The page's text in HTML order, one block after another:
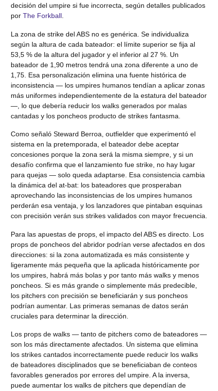
decisión del umpire si fue incorrecta, según detalles publicados
por The Forkball.
La zona de strike del ABS no es genérica. Se individualiza
según la altura de cada bateador: el límite superior se fija al
53,5 % de la altura del jugador y el inferior al 27 %. Un
bateador de 1,90 metros tendrá una zona diferente a uno de
1,75. Esa personalización elimina una fuente histórica de
inconsistencia — los umpires humanos tendían a aplicar zonas
más uniformes independientemente de la estatura del bateador
—, lo que debería reducir los walks generados por malas
cantadas y los poncheos producto de strikes fantasma.
Como señaló Steward Berroa, outfielder que experimentó el
sistema en la pretemporada, el bateador debe aceptar
concesiones porque la zona será la misma siempre, y si un
desafío confirma que el lanzamiento fue strike, no hay lugar
para quejas — solo queda adaptarse. Esa consistencia cambia
la dinámica del at-bat: los bateadores que prosperaban
aprovechando las inconsistencias de los umpires humanos
perderán esa ventaja, y los lanzadores que pintaban esquinas
con precisión verán sus strikes validados con mayor frecuencia.
Para las apuestas de props, el impacto del ABS es directo. Los
props de poncheos del abridor podrían verse afectados en dos
direcciones: si la zona automatizada es más consistente y
ligeramente más pequeña que la aplicada históricamente por
los umpires, habrá más bolas y por tanto más walks y menos
poncheos. Si es más grande o simplemente más predecible,
los pitchers con precisión se beneficiarán y sus poncheos
podrían aumentar. Las primeras semanas de datos serán
cruciales para determinar la dirección.
Los props de walks — tanto de pitchers como de bateadores —
son los más directamente afectados. Un sistema que elimina
los strikes cantados incorrectamente puede reducir los walks
de bateadores disciplinados que se beneficiaban de conteos
favorables generados por errores del umpire. A la inversa,
puede aumentar los walks de pitchers que dependían de